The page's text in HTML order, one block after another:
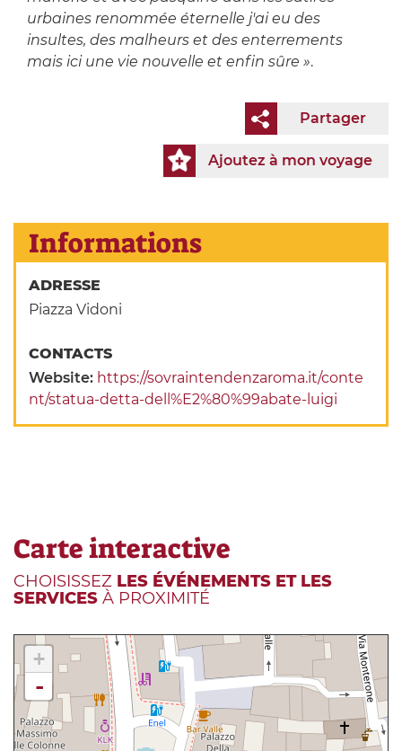
urbaines renommée éternelle j'ai eu des
insultes, des malheurs et des enterrements
mais ici une vie nouvelle et enfin sûre ».
Partager
Ajoutez à mon voyage
Informations
ADRESSE
Piazza Vidoni
CONTACTS
Website: https://sovraintendenzaroma.it/conte
nt/statua-detta-dell%E2%80%99abate-luigi
Carte interactive
CHOISISSEZ LES ÉVÉNEMENTS ET LES
SERVICES À PROXIMITÉ
+
-